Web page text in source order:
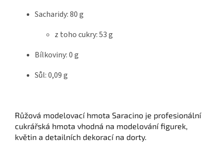
Sacharidy: 80 g
z toho cukry: 53 g
Bílkoviny: 0 g
Sůl: 0,09 g
Růžová modelovací hmota Saracino je profesionální
cukrářská hmota vhodná na modelování figurek,
květin a detailních dekorací na dorty.